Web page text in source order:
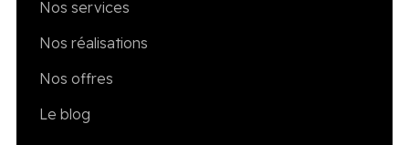
Nos services
Nos réalisations
Nos offres
Le blog